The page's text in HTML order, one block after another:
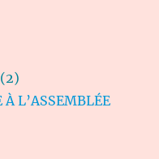
(2)
L’ASSEMBLÉE